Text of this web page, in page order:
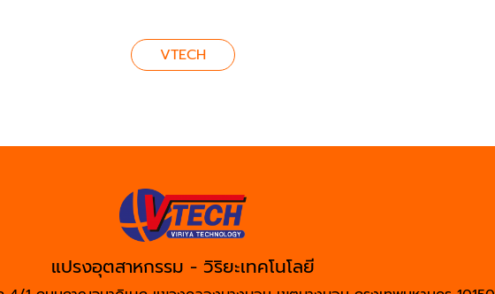
VTECH
แปรงอุตสาหกรรม - วิริยะเทคโนโลยี